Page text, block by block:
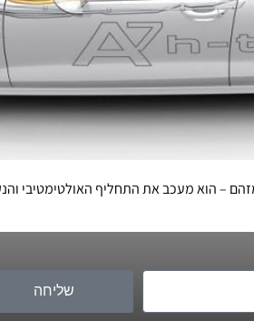
– הוא מעכב את התחליף האולטימטיבי
שליחה